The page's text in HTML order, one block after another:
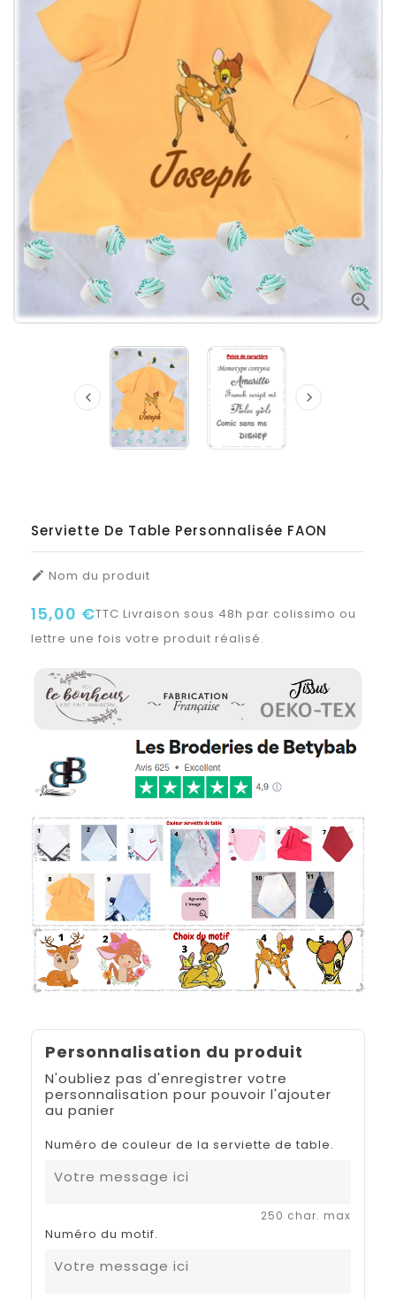

 
Serviette De Table Personnalisée FAON
 Nom du produit
15,00 €TTC Livraison sous 48h par colissimo ou
lettre une fois votre produit réalisé.
Personnalisation du produit
N'oubliez pas d'enregistrer votre
personnalisation pour pouvoir l'ajouter
au panier
Numéro de couleur de la serviette de table.
250 char. max
Numéro du motif.